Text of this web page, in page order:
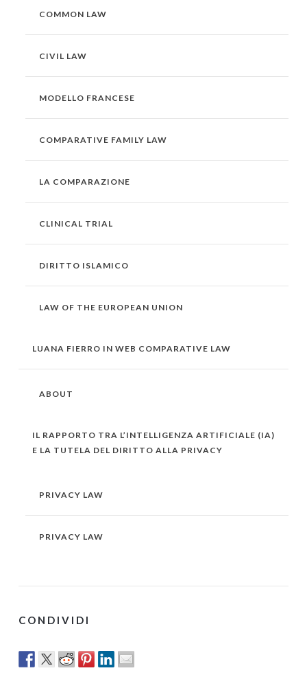
COMMON LAW
CIVIL LAW
MODELLO FRANCESE
COMPARATIVE FAMILY LAW
LA COMPARAZIONE
CLINICAL TRIAL
DIRITTO ISLAMICO
LAW OF THE EUROPEAN UNION
LUANA FIERRO IN WEB COMPARATIVE LAW
ABOUT
IL RAPPORTO TRA L’INTELLIGENZA ARTIFICIALE (IA)
E LA TUTELA DEL DIRITTO ALLA PRIVACY
PRIVACY LAW
PRIVACY LAW
CONDIVIDI